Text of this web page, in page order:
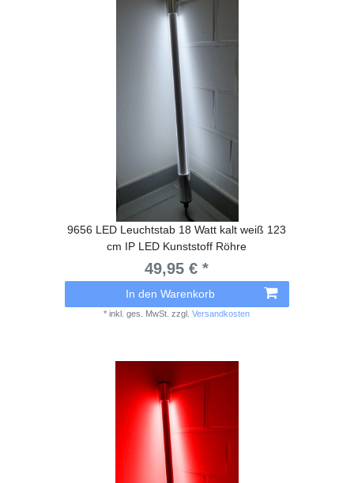
9656 LED Leuchtstab 18 Watt kalt weiß 123
cm IP LED Kunststoff Röhre
49,95 € *
In den Warenkorb
*inkl. ges. MwSt. zzgl.Versandkosten